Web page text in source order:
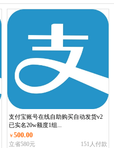
支付宝账号在线自助购买自动发货v2
已实名20w额度1组...
￥500.00
立省580元 151人付款